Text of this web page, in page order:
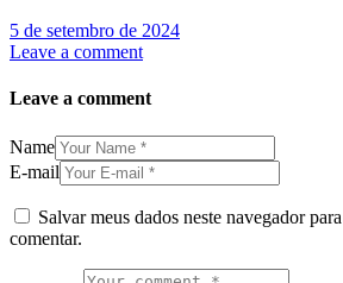
5 de setembro de 2024
Leave a comment
Leave a comment
Name
E-mail
Salvar meus dados neste navegador
comentar.